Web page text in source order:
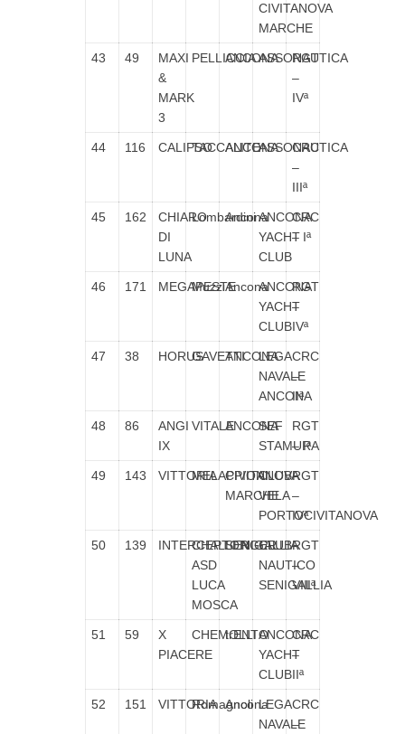
CIVITANOVA
MARCHE
43 49
MAXI
&
MARK
3
PELLICCIA
ANCONAASSONAUTICA
RGT
–
IVª
44 116 CALIPSOTACCALITE
ANCONAASSONAUTICA
CRC
–
IIIª
45 162
CHIARO
DI
LUNA
Lombardini
AnconaANCONA
YACHT
CLUB
CRC
– Iª
46 171 MEGAPESTE
MuzziAnconaANCONA
YACHT
CLUB
RGT
–
IVª
47 38 HORUSGAVETTIANCONA
LEGA
NAVALE
ANCONA
CRC
–
IIª
48 86
ANGI
IX
VITALEANCONA
SEF
STAMURA
RGT
– Iª
49 143 VITTORIAMELAPPIONI
CIVITANOVA
MARCHE
CLUB
VELA
PORTOCIVITANOVA
RGT
–
IVª
50 139 INTERCEPTOR
CHALLENGER
ASD
LUCA
MOSCA
SENIGALLIA
CLUB
NAUTICO
SENIGALLIA
RGT
–
VIIIª
51 59
X
PIACERE
CHEMOLLI
trENTOANCONA
YACHT
CLUB
CRC
–
IIª
52 151 VITTORIARomagnoli
AnconaLEGA
NAVALE
CRC
–